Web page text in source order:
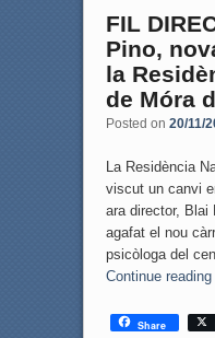
FIL
Pino,
la
de Móra
Posted on 20/11/
La Residència
viscut un canvi
ara director, Blai
agafat el nou
psicòloga del
Continue reading
Share